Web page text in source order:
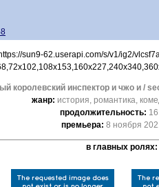
королевский инспектор и чжо и /
жанр: история, романтика,
продолжительность:
премьера: 8 ноября
в главных ролях: